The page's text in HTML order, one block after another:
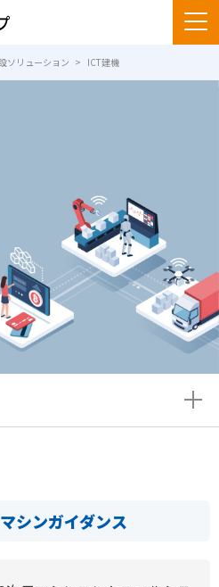
ソリューション ICT建機
シンガイダンス